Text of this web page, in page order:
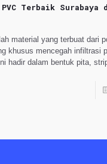
Terbaik Surabaya
material yang terbuat dari
khusus mencegah infiltrasi
hadir dalam bentuk pita,